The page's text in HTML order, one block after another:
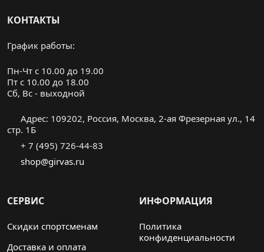
КОНТАКТЫ
График работы:
Пн-Чт с 10.00 до 19.00
Пт с 10.00 до 18.00
Cб, Вс - выходной
Адрес: 109202, Россия, Москва, 2-ая Фрезерная ул., 14
стр. 1Б
+ 7 (495) 726-44-83
shop@girvas.ru
СЕРВИС
Скидки спортсменам
Доставка и оплата
ИНФОРМАЦИЯ
Политика
конфиденциальности